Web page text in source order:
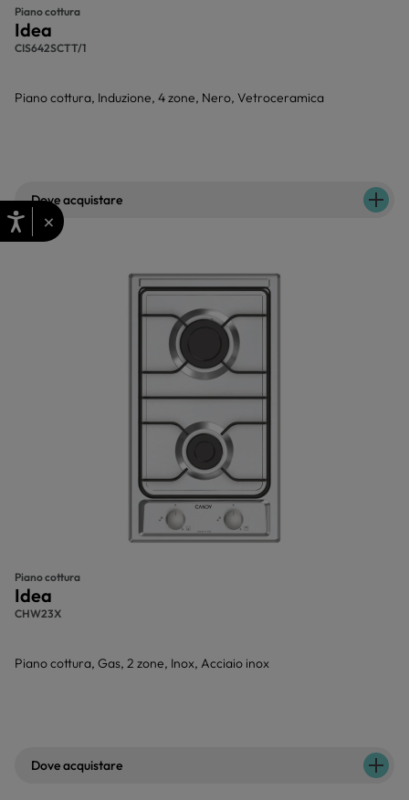
Piano cottura
Idea
CIS642SCTT/1
Piano cottura, Induzione, 4 zone, Nero, Vetroceramica
Dove acquistare
Piano cottura
Idea
CHW23X
Piano cottura, Gas, 2 zone, Inox, Acciaio inox
Dove acquistare
×